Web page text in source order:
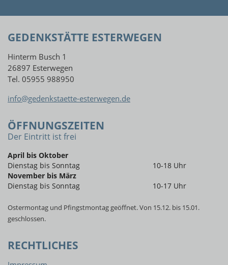
GEDENKSTÄTTE ESTERWEGEN
Hinterm Busch 1
26897 Esterwegen
Tel. 05955 988950
info@gedenkstaette-esterwegen.de
ÖFFNUNGSZEITEN
Der Eintritt ist frei
April bis Oktober
Dienstag bis Sonntag
10-18 Uhr
November bis März
Dienstag bis Sonntag
10-17 Uhr
Ostermontag und Pfingstmontag geöffnet. Von 15.12. bis 15.01.
geschlossen.
RECHTLICHES